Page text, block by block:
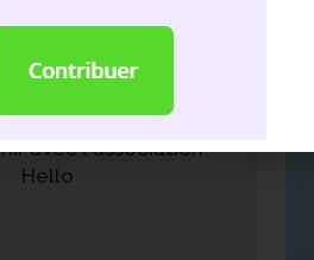
avec l'association
Hello